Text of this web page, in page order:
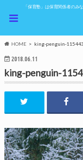
「保育塾」は保育関係者のみ
HOME king-penguin-
2018.06.11
king-penguin-